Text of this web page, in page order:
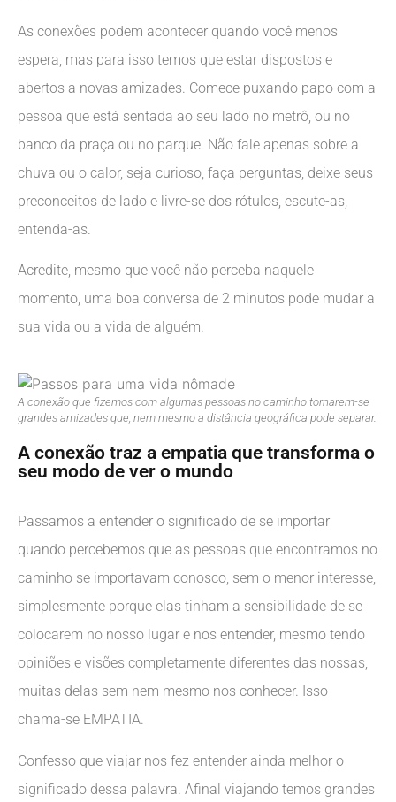
As conexões podem acontecer quando você menos
espera, mas para isso temos que estar dispostos e
abertos a novas amizades. Comece puxando papo com a
pessoa que está sentada ao seu lado no metrô, ou no
banco da praça ou no parque. Não fale apenas sobre a
chuva ou o calor, seja curioso, faça perguntas, deixe seus
preconceitos de lado e livre-se dos rótulos, escute-as,
entenda-as.
Acredite, mesmo que você não perceba naquele
momento, uma boa conversa de 2 minutos pode mudar a
sua vida ou a vida de alguém.
A conexão que fizemos com algumas pessoas no caminho tornarem-se
grandes amizades que, nem mesmo a distância geográfica pode separar.
A conexão traz a empatia que transforma o
seu modo de ver o mundo
Passamos a entender o significado de se importar
quando percebemos que as pessoas que encontramos no
caminho se importavam conosco, sem o menor interesse,
simplesmente porque elas tinham a sensibilidade de se
colocarem no nosso lugar e nos entender, mesmo tendo
opiniões e visões completamente diferentes das nossas,
muitas delas sem nem mesmo nos conhecer. Isso
chama-se EMPATIA.
Confesso que viajar nos fez entender ainda melhor o
significado dessa palavra. Afinal viajando temos grandes